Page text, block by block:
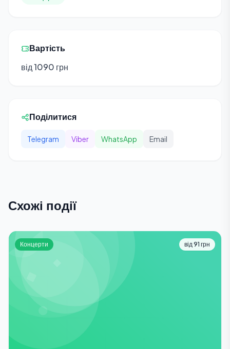
Вартість
від 1090 грн
Поділитися
Telegram Viber WhatsApp Email
Схожі події
Концерти від 91 грн